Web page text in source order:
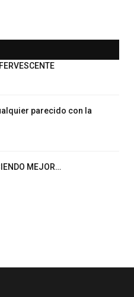
parecido con la
MEJOR…